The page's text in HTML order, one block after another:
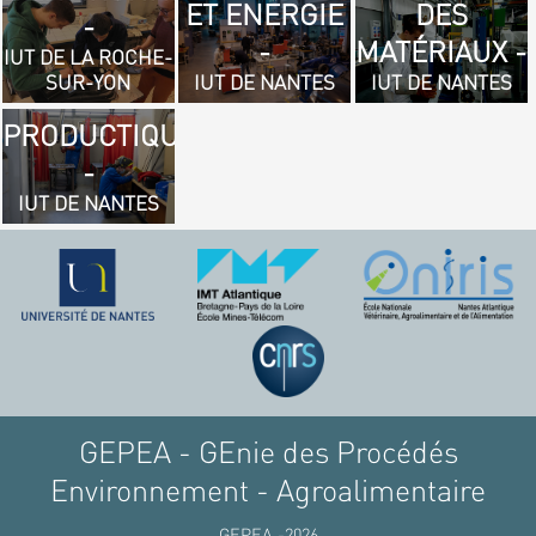
-
IUT DE LA ROCHE-
SUR-YON
ET ENERGIE
-
IUT DE NANTES
DES
MATÉRIAUX -
IUT DE NANTES
- GÉNIE
MÉCANIQUE
ET
PRODUCTIQUE
-
IUT DE NANTES
GEPEA - GEnie des Procédés
Environnement - Agroalimentaire